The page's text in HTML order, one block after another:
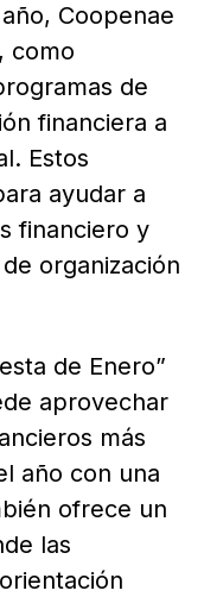
Coopenae
como
de
financiera a
Estos
ayudar a
financiero y
organización
de Enero”
aprovechar
más
año con una
ofrece un
las